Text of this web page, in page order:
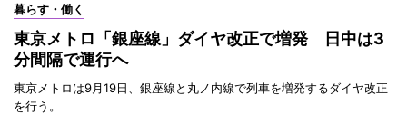
暮らす・働く
東京メトロ「銀座線」ダイヤ改正で増発 日中は3
分間隔で運行へ
東京メトロは9月19日、銀座線と丸ノ内線で列車を増発するダイヤ改正
を行う。